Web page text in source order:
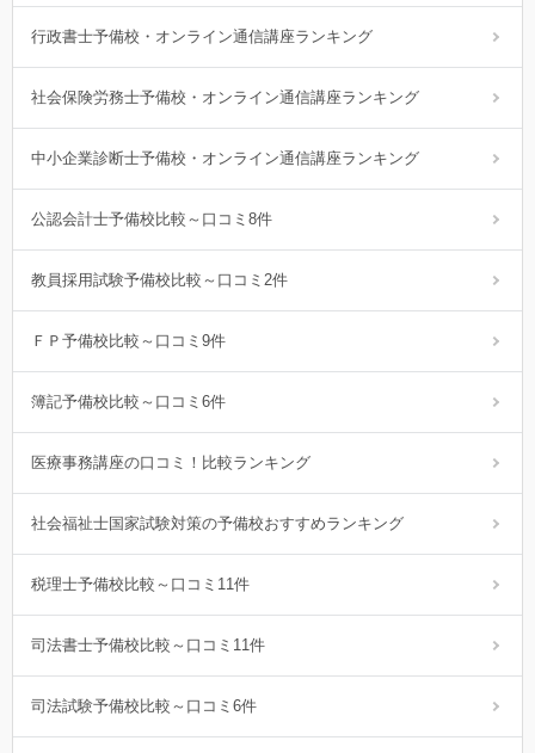
行政書士予備校・オンライン通信講座ランキング
社会保険労務士予備校・オンライン通信講座ランキング
中小企業診断士予備校・オンライン通信講座ランキング
公認会計士予備校比較～口コミ8件
教員採用試験予備校比較～口コミ2件
ＦＰ予備校比較～口コミ9件
簿記予備校比較～口コミ6件
医療事務講座の口コミ！比較ランキング
社会福祉士国家試験対策の予備校おすすめランキング
税理士予備校比較～口コミ11件
司法書士予備校比較～口コミ11件
司法試験予備校比較～口コミ6件